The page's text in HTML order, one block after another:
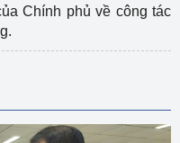
Chính phủ về công tác